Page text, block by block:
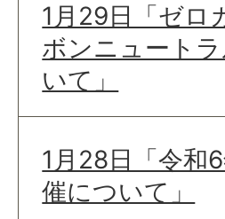
1月29日「ゼロ
ボンニュート
いて」
1月28日「令和
催について」